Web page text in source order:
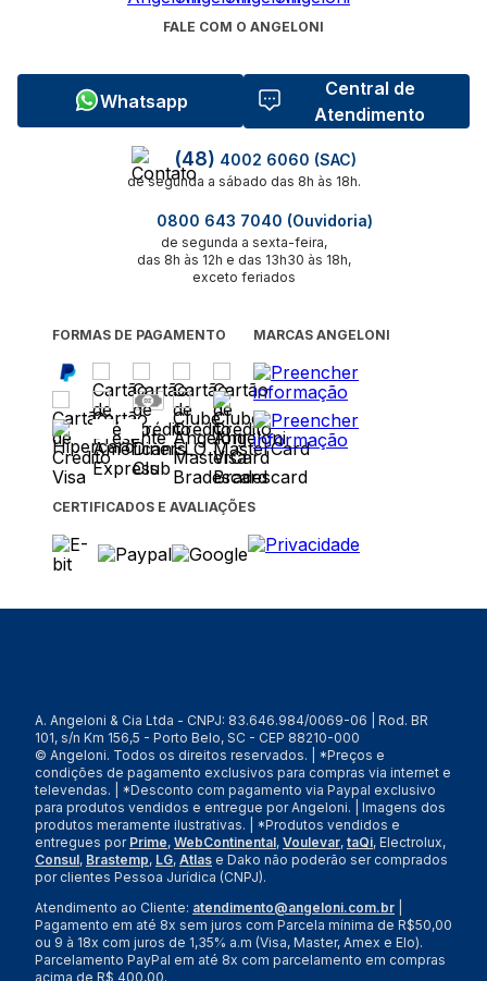
FALE COM O ANGELONI
Whatsapp
Central de
Atendimento
(48) 4002 6060 (SAC)
de segunda a sábado das 8h às 18h.
0800 643 7040 (Ouvidoria)
de segunda a sexta-feira,
das 8h às 12h e das 13h30 às 18h,
exceto feriados
FORMAS DE PAGAMENTO MARCAS ANGELONI
CERTIFICADOS E AVALIAÇÕES
A. Angeloni & Cia Ltda - CNPJ: 83.646.984/0069-06 | Rod. BR
101, s/n Km 156,5 - Porto Belo, SC - CEP 88210-000
© Angeloni. Todos os direitos reservados. | *Preços e
condições de pagamento exclusivos para compras via internet e
televendas. | *Desconto com pagamento via Paypal exclusivo
para produtos vendidos e entregue por Angeloni. | Imagens dos
produtos meramente ilustrativas. | *Produtos vendidos e
entregues por Prime, WebContinental, Voulevar, taQi, Electrolux,
Consul, Brastemp, LG, Atlas e Dako não poderão ser comprados
por clientes Pessoa Jurídica (CNPJ).
Atendimento ao Cliente: atendimento@angeloni.com.br
Pagamento em até 8x sem juros com Parcela mínima de R$50,00
ou 9 à 18x com juros de 1,35% a.m (Visa, Master, Amex e Elo).
Parcelamento PayPal em até 8x com parcelamento em compras
acima de R$ 400,00.